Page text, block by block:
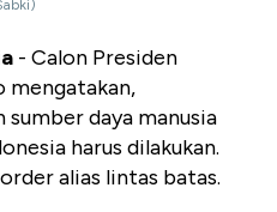
- Calon Presiden
mengatakan,
daya manusia
harus dilakukan.
alias lintas batas.